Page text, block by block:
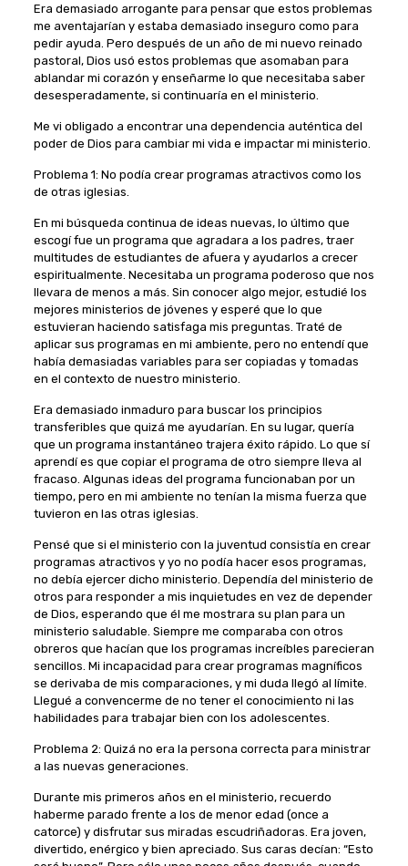
Era demasiado arrogante para pensar que estos problemas
me aventajarían y estaba demasiado inseguro como para
pedir ayuda. Pero después de un año de mi nuevo reinado
pastoral, Dios usó estos problemas que asomaban para
ablandar mi corazón y enseñarme lo que necesitaba saber
desesperadamente, si continuaría en el ministerio.
Me vi obligado a encontrar una dependencia auténtica del
poder de Dios para cambiar mi vida e impactar mi ministerio.
Problema 1: No podía crear programas atractivos como los
de otras iglesias.
En mi búsqueda continua de ideas nuevas, lo último que
escogí fue un programa que agradara a los padres, traer
multitudes de estudiantes de afuera y ayudarlos a crecer
espiritualmente. Necesitaba un programa poderoso que nos
llevara de menos a más. Sin conocer algo mejor, estudié los
mejores ministerios de jóvenes y esperé que lo que
estuvieran haciendo satisfaga mis preguntas. Traté de
aplicar sus programas en mi ambiente, pero no entendí que
había demasiadas variables para ser copiadas y tomadas
en el contexto de nuestro ministerio.
Era demasiado inmaduro para buscar los principios
transferibles que quizá me ayudarían. En su lugar, quería
que un programa instantáneo trajera éxito rápido. Lo que sí
aprendí es que copiar el programa de otro siempre lleva al
fracaso. Algunas ideas del programa funcionaban por un
tiempo, pero en mi ambiente no tenían la misma fuerza que
tuvieron en las otras iglesias.
Pensé que si el ministerio con la juventud consistía en crear
programas atractivos y yo no podía hacer esos programas,
no debía ejercer dicho ministerio. Dependía del ministerio de
otros para responder a mis inquietudes en vez de depender
de Dios, esperando que él me mostrara su plan para un
ministerio saludable. Siempre me comparaba con otros
obreros que hacían que los programas increíbles parecieran
sencillos. Mi incapacidad para crear programas magníficos
se derivaba de mis comparaciones, y mi duda llegó al límite.
Llegué a convencerme de no tener el conocimiento ni las
habilidades para trabajar bien con los adolescentes.
Problema 2: Quizá no era la persona correcta para ministrar
a las nuevas generaciones.
Durante mis primeros años en el ministerio, recuerdo
haberme parado frente a los de menor edad (once a
catorce) y disfrutar sus miradas escudriñadoras. Era joven,
divertido, enérgico y bien apreciado. Sus caras decían: “Esto